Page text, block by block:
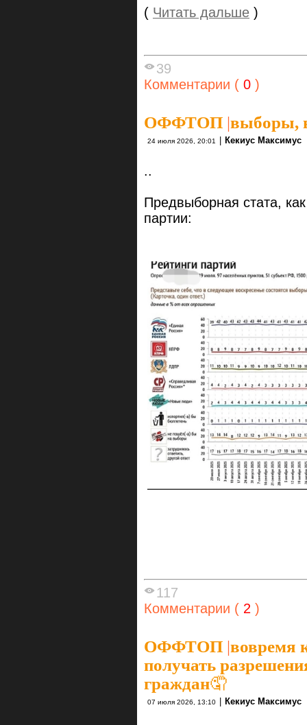
( Читать дальше )
39
Комментарии ( 0 )
ОФФТОП |выборы,
24 июля 2026, 20:01 Кекиус Максимус
..
Предвыборная стата,
партии:
117
Комментарии ( 2 )
ОФФТОП |вовремя
получать
граждан🤦
07 июля 2026, 13:10 | Кекиус Максимус